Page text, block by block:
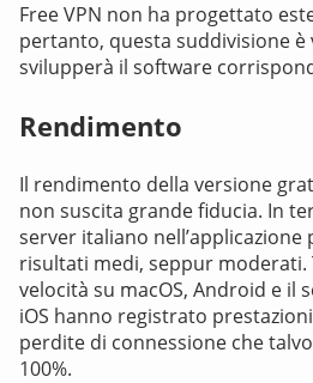
Free VPN non ha progettato
pertanto, questa suddivisione
svilupperà il software
Rendimento
Il rendimento della versione
non suscita grande fiducia. In
server italiano nell’applicazione
risultati medi, seppur moderati.
velocità su macOS, Android e il
iOS hanno registrato
perdite di connessione che
100%.